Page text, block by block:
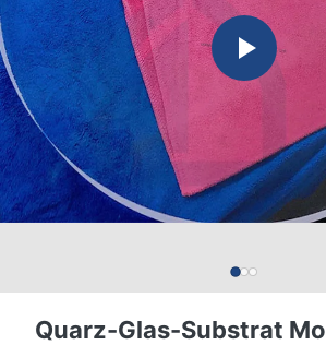
Quarz-Glas-Substrat